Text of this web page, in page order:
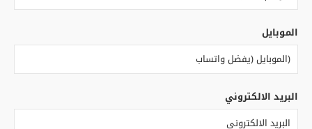
الموبايل
البريد الالكتروني